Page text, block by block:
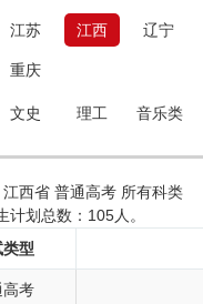
江苏 江西 辽宁
重庆
文史 理工 音乐类
西省 普通高考 所有科类
划总数：105人。
型
考